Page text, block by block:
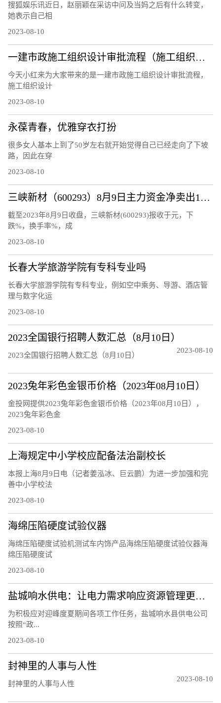
搜狐娱乐讯近日，赵丽颖在采访中问及当妈之后有什么转变，
她表示自己相
2023-08-10
一建市政施工组织设计审批流程（施工组织设计审批流程）
今天小红来为大家带来的是一建市政施工组织设计审批流程，
施工组织设计
2023-08-10
永葆青春，优雅穿衣打扮
很多女人基本上到了50岁左右就开始觉得自己已经走向了下坡
路，因此在穿
2023-08-10
三峡新材（600293）8月9日主力资金净卖出120.48万元
截至2023年8月9日收盘，三峡新材(600293)报收于元，下
跌%，换手率%，成
2023-08-10
长春大学旅游学院有专科专业吗
长春大学旅游学院有专科专业，例如空中乘务、导游、酒店管
理与数字化运
2023-08-10
2023全国银行招聘人数汇总（8月10日）
2023全国银行招聘人数汇总（8月10日）
2023-08-10
2023兔年彩色金银币价格（2023年08月10日）
金投网提供2023兔年彩色金银币价格（2023年08月10日），
2023兔年彩色金
2023-08-10
上海规定中小学校应配备法治副校长
本报上海8月9日电（记者姜泓冰、巨云鹏）为进一步加强和完
善中小学校法
2023-08-10
海绵压陷硬度试验仪器
海绵压陷硬度试验机测试车内饰产品海绵压陷硬度试验仪器海
绵压陷硬度试
2023-08-10
盐城响水供电：让电力需求响应资源管理更精细
为积极应对迎峰度夏期间各项工作任务，盐城响水县供电公司
按照“政...
2023-08-10
封神里的人事与人性
封神里的人事与人性
2023-08-10